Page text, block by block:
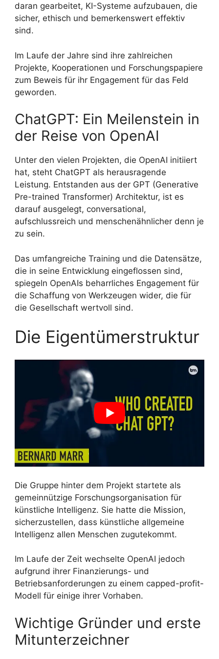
daran gearbeitet, KI-Systeme aufzubauen, die
sicher, ethisch und bemerkenswert effektiv
sind.
Im Laufe der Jahre sind ihre zahlreichen
Projekte, Kooperationen und Forschungspapiere
zum Beweis für ihr Engagement für das Feld
geworden.
ChatGPT: Ein Meilenstein in
der Reise von OpenAI
Unter den vielen Projekten, die OpenAI initiiert
hat, steht ChatGPT als herausragende
Leistung. Entstanden aus der GPT (Generative
Pre-trained Transformer) Architektur, ist es
darauf ausgelegt, conversational,
aufschlussreich und menschenähnlicher denn je
zu sein.
Das umfangreiche Training und die Datensätze,
die in seine Entwicklung eingeflossen sind,
spiegeln OpenAIs beharrliches Engagement für
die Schaffung von Werkzeugen wider, die für
die Gesellschaft wertvoll sind.
Die Eigentümerstruktur
Die Gruppe hinter dem Projekt startete als
gemeinnützige Forschungsorganisation für
künstliche Intelligenz. Sie hatte die Mission,
sicherzustellen, dass künstliche allgemeine
Intelligenz allen Menschen zugutekommt.
Im Laufe der Zeit wechselte OpenAI jedoch
aufgrund ihrer Finanzierungs- und
Betriebsanforderungen zu einem capped-profit-
Modell für einige ihrer Vorhaben.
Wichtige Gründer und erste
Mitunterzeichner